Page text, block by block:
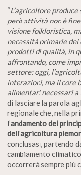
“L’agricoltore
però attività non è fine
visione folkloristica,
necessità primarie dei
prodotti di qualità, in
affrontando, come
settore: oggi,
interazioni, ma il core
alimentari necessari
di lasciare la parola
regionale che, nella
l’andamento dei
dell’agricoltura
conclusasi, partendo
cambiamento
occorrerà sempre più